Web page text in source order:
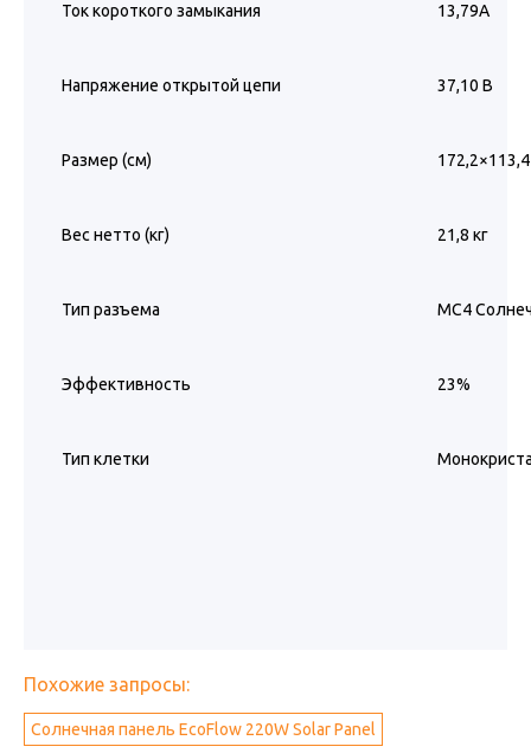
Ток короткого замыкания 13,79А
Напряжение открытой цепи 37,10 В
Размер (см)
Вес нетто (кг) 21,8 кг
Тип разъема MC4
Эффективность 23%
Тип клетки
Похожие запросы:
Солнечная панель EcoFlow 220W Solar Panel